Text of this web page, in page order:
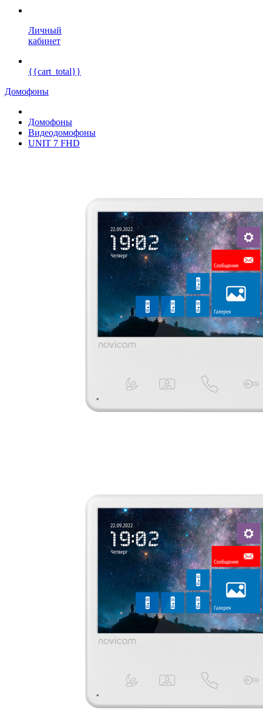
Личный
кабинет
{{cart_total}}
Домофоны
Домофоны
Видеодомофоны
UNIT 7 FHD